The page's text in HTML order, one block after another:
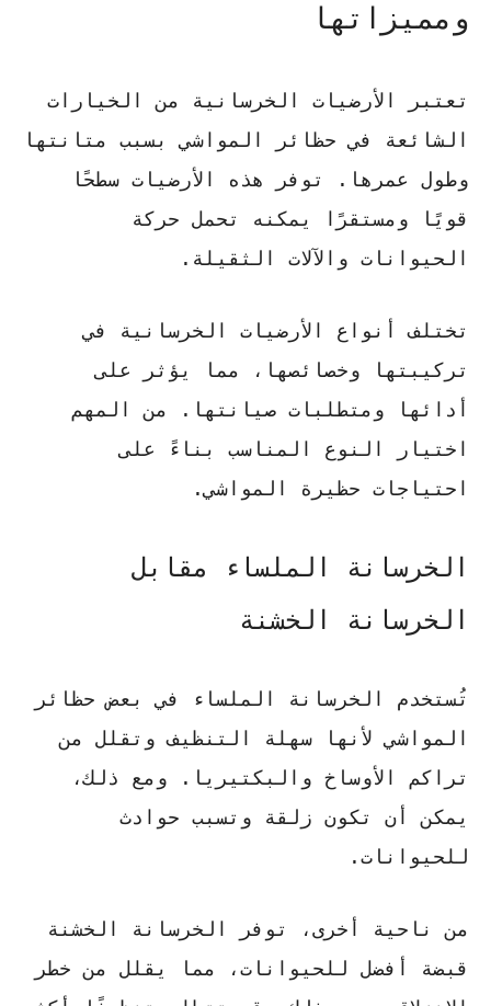
ومميزاتها
تعتبر الأرضيات الخرسانية من الخيارات
الشائعة في حظائر المواشي بسبب متانتها
وطول عمرها. توفر هذه الأرضيات سطحًا
قويًا ومستقرًا يمكنه تحمل حركة
الحيوانات والآلات الثقيلة.
تختلف أنواع الأرضيات الخرسانية في
تركيبتها وخصائصها، مما يؤثر على
أدائها ومتطلبات صيانتها. من المهم
اختيار النوع المناسب بناءً على
احتياجات حظيرة المواشي.
الخرسانة الملساء مقابل
الخرسانة الخشنة
تُستخدم الخرسانة الملساء في بعض حظائر
المواشي لأنها سهلة التنظيف وتقلل من
تراكم الأوساخ والبكتيريا. ومع ذلك،
يمكن أن تكون زلقة وتسبب حوادث
للحيوانات.
من ناحية أخرى، توفر الخرسانة الخشنة
قبضة أفضل للحيوانات، مما يقلل من خطر